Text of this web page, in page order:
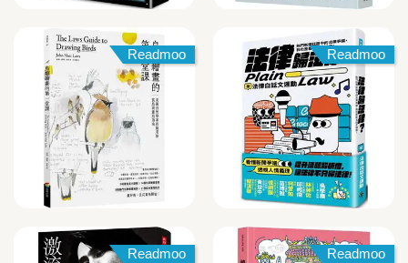
Readmoo Readmoo
Readmoo Readmoo